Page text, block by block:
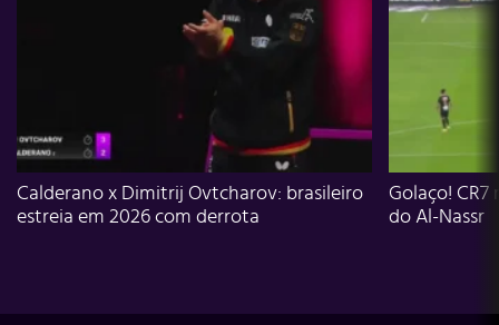
Calderano x Dimitrij Ovtcharov: brasileiro
estreia em 2026 com derrota
Golaço!
do Al-Nassr